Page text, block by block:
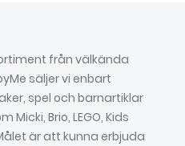
från välkända
säljer vi enbart
spel och barnartiklar
Brio, LEGO, Kids
är att kunna erbjuda